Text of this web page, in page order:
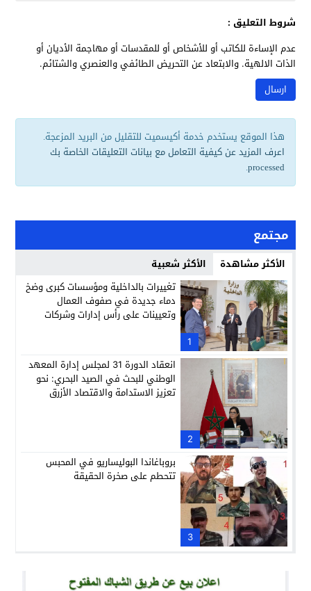
شروط التعليق :
عدم الإساءة للكاتب أو للأشخاص أو للمقدسات أو مهاجمة الأديان أو
الذات الالهية. والابتعاد عن التحريض الطائفي والعنصري والشتائم.
هذا الموقع يستخدم خدمة أكيسميت للتقليل من البريد المزعجة.
اعرف المزيد عن كيفية التعامل مع بيانات التعليقات الخاصة بك
processed
.
مجتمع
الأكثر مشاهدة الأكثر شعبية
1
تغييرات بالداخلية ومؤسسات كبرى وضخ
دماء جديدة في صفوف العمال
وتعيينات على رأس إدارات وشركات
2
انعقاد الدورة 31 لمجلس إدارة المعهد
الوطني للبحث في الصيد البحري: نحو
تعزيز الاستدامة والاقتصاد الأزرق
3
بروباغاندا البوليساريو في المحبس
تتحطم على صخرة الحقيقة